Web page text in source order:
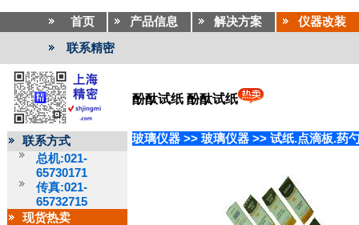
首页 产品信息 解决方案 仪器改装
联系精密
酚酞试纸 酚酞试纸
联系方式
总机:021-
65730171
传真:021-
65732715
现货热卖
玻璃仪器 >> 玻璃仪器 >> 试纸.点滴板.药